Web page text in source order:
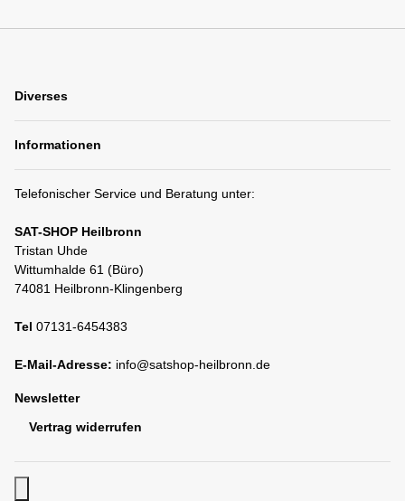
Diverses
Informationen
Telefonischer Service und Beratung unter:
SAT-SHOP Heilbronn
Tristan Uhde
Wittumhalde 61 (Büro)
74081 Heilbronn-Klingenberg
Tel 07131-6454383
E-Mail-Adresse: info@satshop-heilbronn.de
Newsletter
Vertrag widerrufen